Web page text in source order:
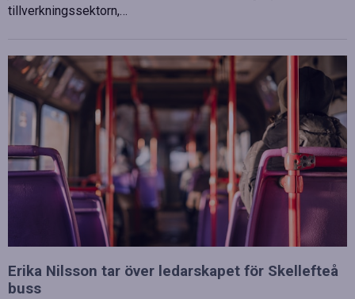
tillverkningssektorn,…
Erika Nilsson tar över ledarskapet för Skellefteå
buss